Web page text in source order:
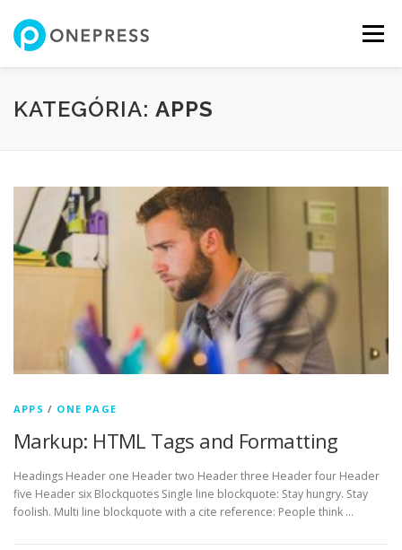
tartalomhoz
Menü
KATEGÓRIA: APPS
APPS / ONE PAGE
Markup: HTML Tags and Formatting
Headings Header one Header two Header three Header four Header
five Header six Blockquotes Single line blockquote: Stay hungry. Stay
foolish. Multi line blockquote with a cite reference: People think …